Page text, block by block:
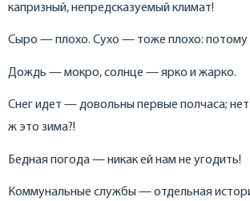
капризный, непредсказуемый климат!
Сыро — плохо. Сухо — тоже плохо: потому
Дождь — мокро, солнце — ярко и жарко.
Снег идет — довольны первые полчаса;
ж это зима?!
Бедная погода — никак ей нам не угодить!
Коммунальные службы — отдельная